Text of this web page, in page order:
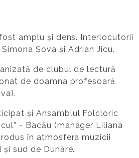
amplu și dens. Interlocutorii
Șova și Adrian Jicu.
de clubul de lectură
de doamna profesoară
și Ansamblul Folcloric
- Bacău (manager Liliana
în atmosfera muzicii
sud de Dunăre.